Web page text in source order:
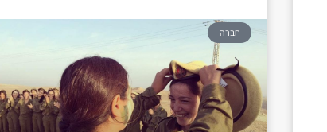
חברה